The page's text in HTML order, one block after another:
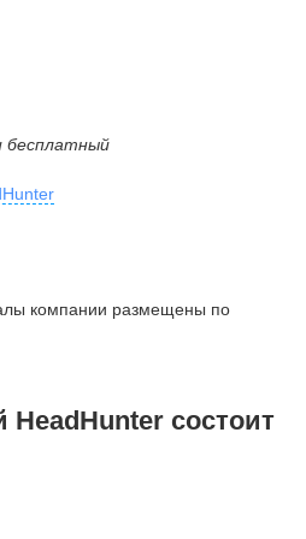
бесплатный
компании размещены по
HeadHunter состоит